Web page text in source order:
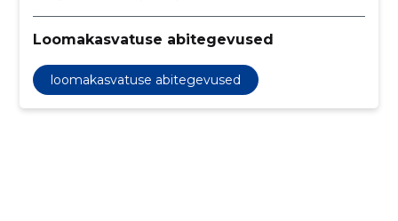
Loomakasvatuse abitegevused
loomakasvatuse abitegevused